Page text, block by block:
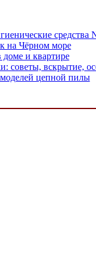
средства
на Чёрном море
и квартире
советы, вскрытие,
цепной пилы